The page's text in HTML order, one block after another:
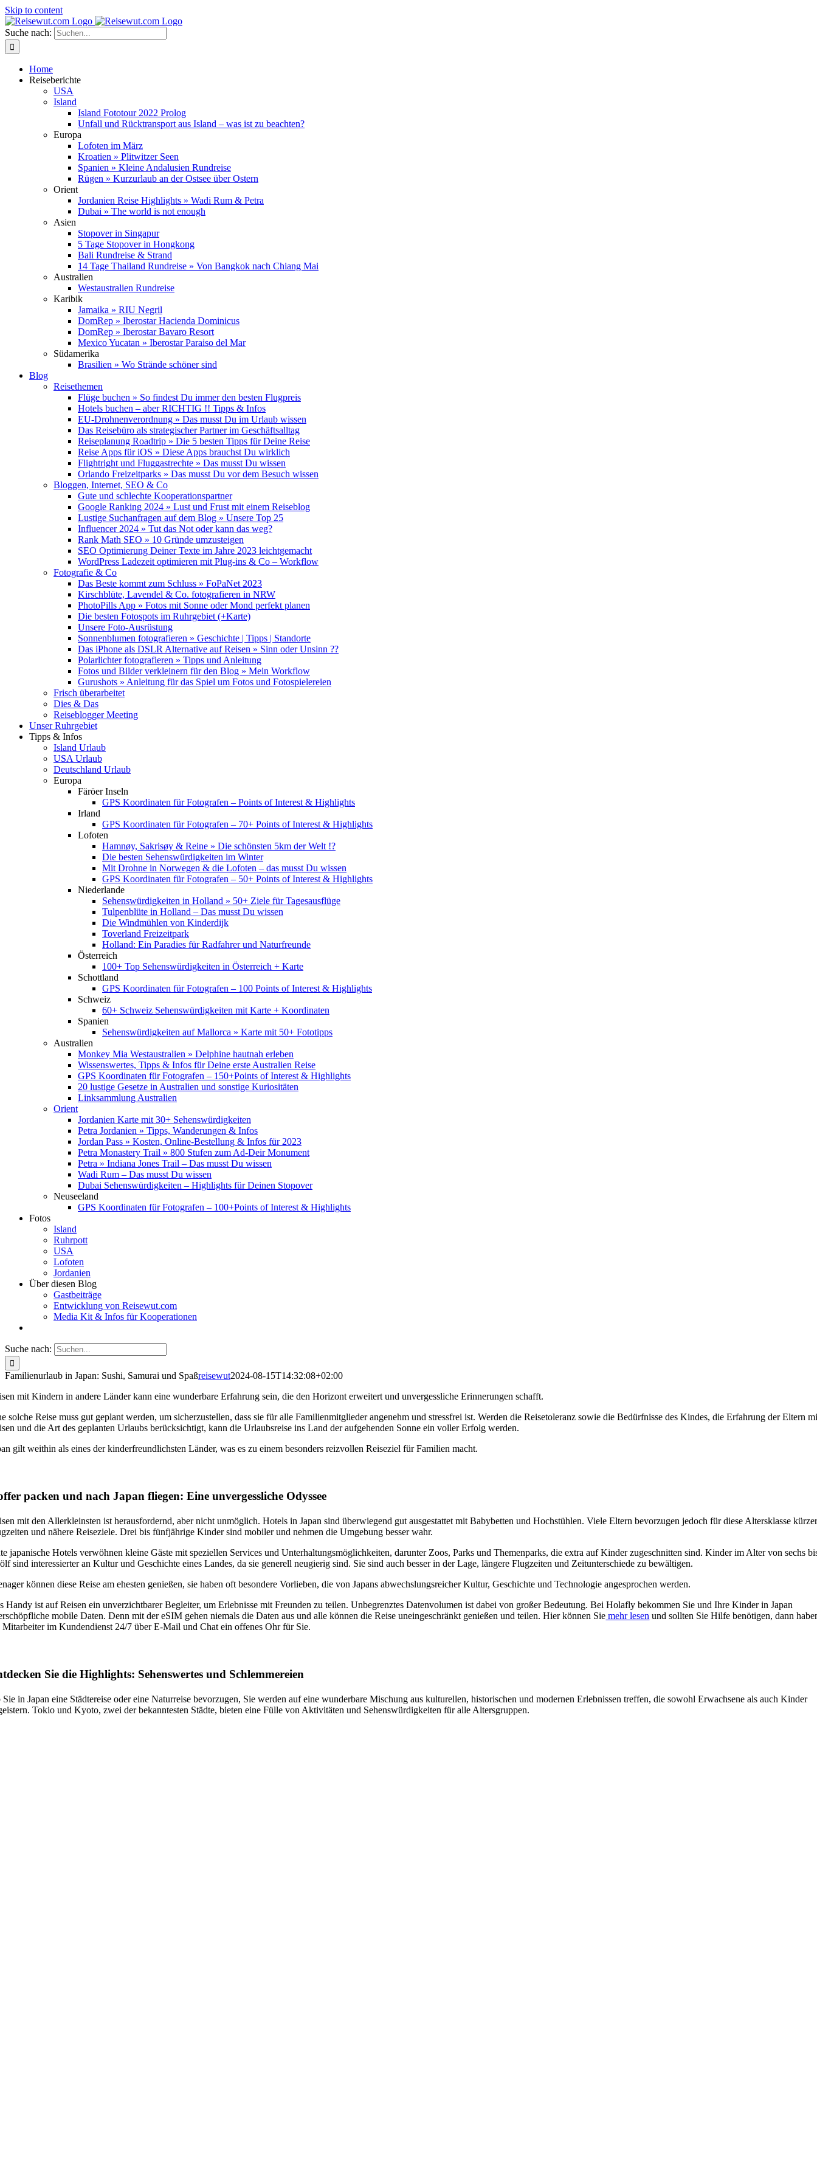
Skip to content
Suche nach:
Home
Reiseberichte
USA
Island
Island Fototour 2022 Prolog
Unfall und Rücktransport aus Island – was ist zu beachten?
Europa
Lofoten im März
Kroatien » Plitwitzer Seen
Spanien » Kleine Andalusien Rundreise
Rügen » Kurzurlaub an der Ostsee über Ostern
Orient
Jordanien Reise Highlights » Wadi Rum & Petra
Dubai » The world is not enough
Asien
Stopover in Singapur
5 Tage Stopover in Hongkong
Bali Rundreise & Strand
14 Tage Thailand Rundreise » Von Bangkok nach Chiang Mai
Australien
Westaustralien Rundreise
Karibik
Jamaika » RIU Negril
DomRep » Iberostar Hacienda Dominicus
DomRep » Iberostar Bavaro Resort
Mexico Yucatan » Iberostar Paraiso del Mar
Südamerika
Brasilien » Wo Strände schöner sind
Blog
Reisethemen
Flüge buchen » So findest Du immer den besten Flugpreis
Hotels buchen – aber RICHTIG !! Tipps & Infos
EU-Drohnenverordnung » Das musst Du im Urlaub wissen
Das Reisebüro als strategischer Partner im Geschäftsalltag
Reiseplanung Roadtrip » Die 5 besten Tipps für Deine Reise
Reise Apps für iOS » Diese Apps brauchst Du wirklich
Flightright und Fluggastrechte » Das musst Du wissen
Orlando Freizeitparks » Das musst Du vor dem Besuch wissen
Bloggen, Internet, SEO & Co
Gute und schlechte Kooperationspartner
Google Ranking 2024 » Lust und Frust mit einem Reiseblog
Lustige Suchanfragen auf dem Blog » Unsere Top 25
Influencer 2024 » Tut das Not oder kann das weg?
Rank Math SEO » 10 Gründe umzusteigen
SEO Optimierung Deiner Texte im Jahre 2023 leichtgemacht
WordPress Ladezeit optimieren mit Plug-ins & Co – Workflow
Fotografie & Co
Das Beste kommt zum Schluss » FoPaNet 2023
Kirschblüte, Lavendel & Co. fotografieren in NRW
PhotoPills App » Fotos mit Sonne oder Mond perfekt planen
Die besten Fotospots im Ruhrgebiet (+Karte)
Unsere Foto-Ausrüstung
Sonnenblumen fotografieren » Geschichte | Tipps | Standorte
Das iPhone als DSLR Alternative auf Reisen » Sinn oder Unsinn ??
Polarlichter fotografieren » Tipps und Anleitung
Fotos und Bilder verkleinern für den Blog » Mein Workflow
Gurushots » Anleitung für das Spiel um Fotos und Fotospielereien
Frisch überarbeitet
Dies & Das
Reiseblogger Meeting
Unser Ruhrgebiet
Tipps & Infos
Island Urlaub
USA Urlaub
Deutschland Urlaub
Europa
Färöer Inseln
GPS Koordinaten für Fotografen – Points of Interest & Highlights
Irland
GPS Koordinaten für Fotografen – 70+ Points of Interest & Highlights
Lofoten
Hamnøy, Sakrisøy & Reine » Die schönsten 5km der Welt !?
Die besten Sehenswürdigkeiten im Winter
Mit Drohne in Norwegen & die Lofoten – das musst Du wissen
GPS Koordinaten für Fotografen – 50+ Points of Interest & Highlights
Niederlande
Sehenswürdigkeiten in Holland » 50+ Ziele für Tagesausflüge
Tulpenblüte in Holland – Das musst Du wissen
Die Windmühlen von Kinderdijk
Toverland Freizeitpark
Holland: Ein Paradies für Radfahrer und Naturfreunde
Österreich
100+ Top Sehenswürdigkeiten in Österreich + Karte
Schottland
GPS Koordinaten für Fotografen – 100 Points of Interest & Highlights
Schweiz
60+ Schweiz Sehenswürdigkeiten mit Karte + Koordinaten
Spanien
Sehenswürdigkeiten auf Mallorca » Karte mit 50+ Fototipps
Australien
Monkey Mia Westaustralien » Delphine hautnah erleben
Wissenswertes, Tipps & Infos für Deine erste Australien Reise
GPS Koordinaten für Fotografen – 150+Points of Interest & Highlights
20 lustige Gesetze in Australien und sonstige Kuriositäten
Linksammlung Australien
Orient
Jordanien Karte mit 30+ Sehenswürdigkeiten
Petra Jordanien » Tipps, Wanderungen & Infos
Jordan Pass » Kosten, Online-Bestellung & Infos für 2023
Petra Monastery Trail » 800 Stufen zum Ad-Deir Monument
Petra » Indiana Jones Trail – Das musst Du wissen
Wadi Rum – Das musst Du wissen
Dubai Sehenswürdigkeiten – Highlights für Deinen Stopover
Neuseeland
GPS Koordinaten für Fotografen – 100+Points of Interest & Highlights
Fotos
Island
Ruhrpott
USA
Lofoten
Jordanien
Über diesen Blog
Gastbeiträge
Entwicklung von Reisewut.com
Media Kit & Infos für Kooperationen
Suche nach:
Familienurlaub in Japan: Sushi, Samurai und Spaßreisewut2024-08-15T14:32:08+02:00
mit Kindern in andere Länder kann eine wunderbare Erfahrung sein, die den Horizont erweitert und unvergessliche Erinnerungen schafft.
solche Reise muss gut geplant werden, um sicherzustellen, dass sie für alle Familienmitglieder angenehm und stressfrei ist. Werden die Reisetoleranz sowie die Bedürfnisse des Kindes, die Erfahrung der Eltern
und die Art des geplanten Urlaubs berücksichtigt, kann die Urlaubsreise ins Land der aufgehenden Sonne ein voller Erfolg werden.
gilt weithin als eines der kinderfreundlichsten Länder, was es zu einem besonders reizvollen Reiseziel für Familien macht.
packen und nach Japan fliegen: Eine unvergessliche Odyssee
mit den Allerkleinsten ist herausfordernd, aber nicht unmöglich. Hotels in Japan sind überwiegend gut ausgestattet mit Babybetten und Hochstühlen. Viele Eltern bevorzugen jedoch für diese Altersklasse
und nähere Reiseziele.Drei bis fünfjährige Kinder sind mobiler und nehmen die Umgebung besser wahr.
japanische Hotels verwöhnen kleine Gäste mit speziellen Services und Unterhaltungsmöglichkeiten, darunter Zoos, Parks und Themenparks, die extra auf Kinder zugeschnitten sind. Kinder im Alter von sechs
sind interessierter an Kultur und Geschichte eines Landes, da sie generell neugierig sind. Sie sind auch besser in der Lage, längere Flugzeiten und Zeitunterschiede zu bewältigen.
können diese Reise am ehesten genießen, sie haben oft besondere Vorlieben, die von Japans abwechslungsreicher Kultur, Geschichte und Technologie angesprochen werden.
Handy ist auf Reisen ein unverzichtbarer Begleiter, um Erlebnisse mit Freunden zu teilen. Unbegrenztes Datenvolumen ist dabei von großer Bedeutung. Bei Holafly bekommen Sie und Ihre Kinder in Japan
mobile Daten. Denn mit der eSIM gehen niemals die Daten aus und alle können die Reise uneingeschränkt genießen und teilen. Hier können Sie mehr lesen und sollten Sie Hilfe benötigen, dann
Mitarbeiter im Kundendienst 24/7 über E-Mail und Chat ein offenes Ohr für Sie.
Sie die Highlights: Sehenswertes und Schlemmereien
Sie in Japan eine Städtereise oder eine Naturreise bevorzugen, Sie werden auf eine wunderbare Mischung aus kulturellen, historischen und modernen Erlebnissen treffen, die sowohl Erwachsene als auch Kinder
Tokio und Kyoto, zwei der bekanntesten Städte, bieten eine Fülle von Aktivitäten und Sehenswürdigkeiten für alle Altersgruppen.